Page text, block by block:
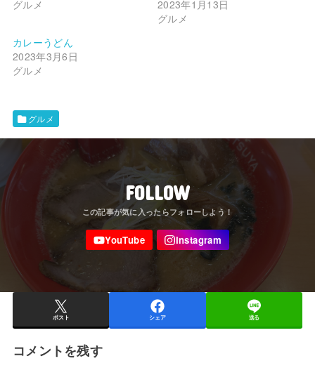
グルメ
2023年1月13日
グルメ
カレーうどん
2023年3月6日
グルメ
グルメ
FOLLOW
ポスト シェア 送る
コメントを残す